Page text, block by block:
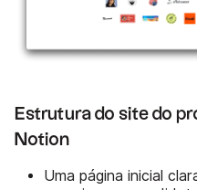
Estrutura do site do
Notion
Uma página inicial